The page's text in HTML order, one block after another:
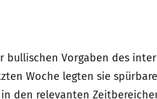
bullischen Vorgaben des
Woche legten sie
den relevanten